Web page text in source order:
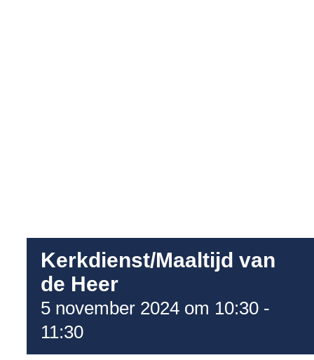
Kerkdienst/Maaltijd van
de Heer
5 november 2024 om 10:30 -
11:30